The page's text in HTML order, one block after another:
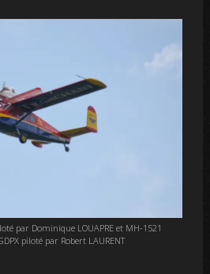
par Dominique LOUAPRE et MH-1521
piloté par Robert LAURENT